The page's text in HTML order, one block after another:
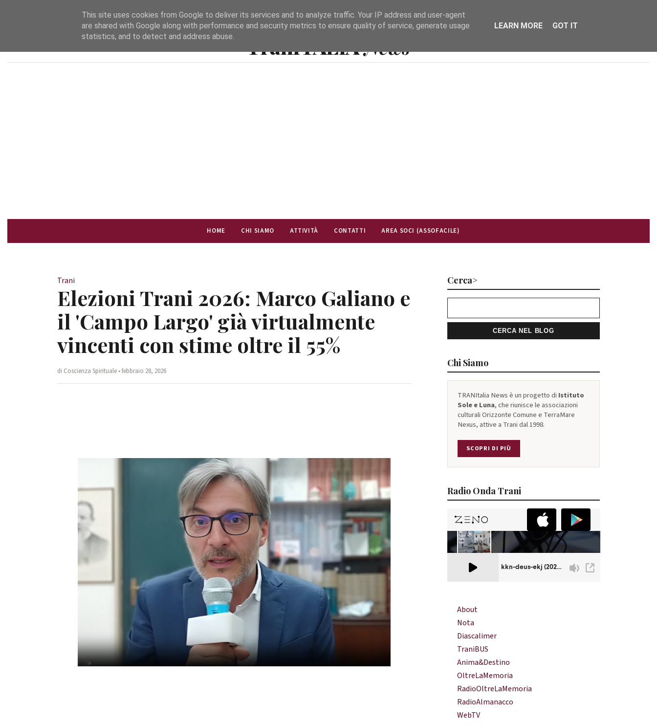
UN PROGETTO DI ISTITUTO SOLE E LUNA
TranITALIANews
HOME CHI SIAMO ATTIVITÀ CONTATTI AREA SOCI (ASSOFACILE)
Trani
Elezioni Trani 2026: Marco Galiano e
il 'Campo Largo' già virtualmente
vincenti con stime oltre il 55%
di Coscienza Spirituale • febbraio 28, 2026
Cerca>
Chi Siamo
TRANItalia News è un progetto di Istituto
Sole e Luna, che riunisce le associazioni
culturali Orizzonte Comune e TerraMare
Nexus, attive a Trani dal 1998.
SCOPRI DI PIÙ
Radio Onda Trani
About
Nota
Diascalimer
TraniBUS
Anima&Destino
OltreLaMemoria
RadioOltreLaMemoria
RadioAlmanacco
WebTV
This site uses cookies from Google to deliver its services and to analyze traffic. Your IP address and user-agent
are shared with Google along with performance and security metrics to ensure quality of service, generate usage
statistics, and to detect and address abuse.
LEARN MORE GOT IT